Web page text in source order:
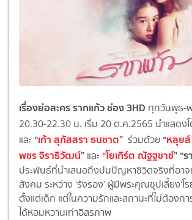
เรื่องย่อละคร รากแก้ว ช่อง 3HD ทุกวันพุธ-
20.30-22.30 น. เริ่ม 20 ต.ค.2565 นำแสดง
และ “เก้า สุภัสสรา ธนชาต” ร่วมด้วย “หลุย
พชร จิราธิวัฒน์” และ “โยเกิร์ต ณัฐฐชาช์”“
ประพันธ์ที่นำเสนอถึงปมปัญหาชิวิตจริงที่อาจ
สังคม ระหว่าง ‘รังรอง’ ผู้มีพระคุณชุปเลี้ยง‘โ
ตั้งแต่เด็ก แต่ในความรักและสถานะที่ไม่ต้องก
ได้หอมหวานเท่าอิสรภาพ